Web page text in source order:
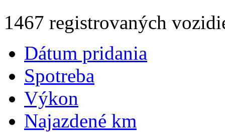
1467 registrovaných
Dátum pridania
Spotreba
Výkon
Najazdené km